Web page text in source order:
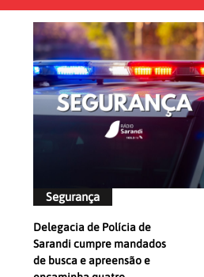
Segurança
Delegacia de Polícia de
Sarandi cumpre mandados
de busca e apreensão e